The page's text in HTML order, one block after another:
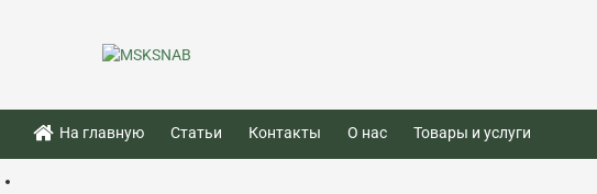
На главную Статьи Контакты О нас Товары и услуги